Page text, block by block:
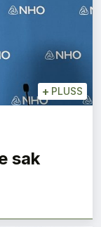
+ PLUSS
sak